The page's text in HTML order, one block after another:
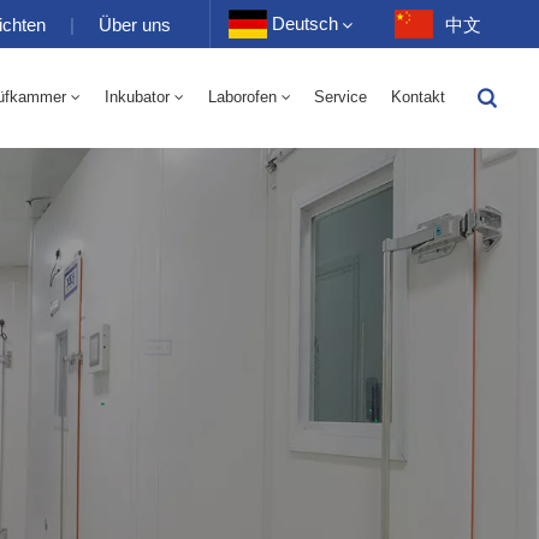
| Über uns Deutsch
Français
Português
中文
Inkubator Laborofen Service Kontakt